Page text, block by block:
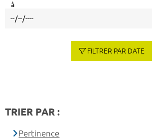
à
FILTRER PAR DATE
TRIER PAR :
Pertinence